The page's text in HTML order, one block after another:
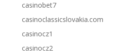
casinobet7
casinoclassicslovakia.com
casinocz1
casinocz2